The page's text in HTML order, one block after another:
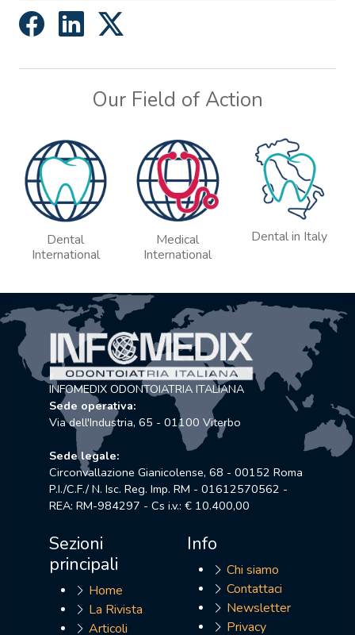
Our Field of Action
Dental
International
Medical
International
Dental in Italy
INFOMEDIX ODONTOIATRIA ITALIANA
Sede operativa:
Via dell'Industria, 65 - 01100 Viterbo
Sede legale:
Circonvallazione Gianicolense, 68 - 00152 Roma
P.I./C.F./ N. Isc. Reg. Imp. RM - 01612570562 -
REA: RM-984297 - Cs i.v.: € 10.400,00
Sezioni
principali
Home
La Rivista
Articoli
Info
Chi siamo
Contattaci
Newsletter
Privacy